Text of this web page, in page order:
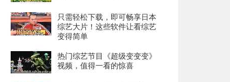
只需轻松下载，即可畅享日本
综艺大片！这些软件让看综艺
变得简单
热门综艺节目《超级变变变》
视频，值得一看的惊喜